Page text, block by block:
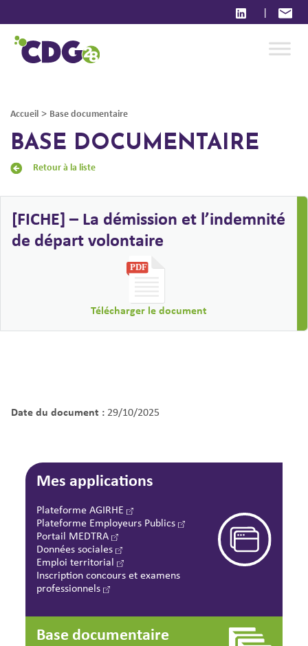
|
Accueil > Base documentaire
BASE DOCUMENTAIRE
Retour à la liste
[FICHE] – La démission et l’indemnité
de départ volontaire
Télécharger le document
Date du document : 29/10/2025
Mes applications
Plateforme AGIRHE
Plateforme Employeurs Publics
Portail MEDTRA
Données sociales
Emploi territorial
Inscription concours et examens
professionnels
Base documentaire